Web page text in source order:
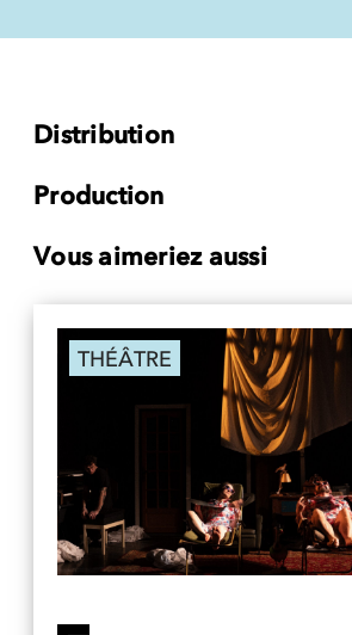
Distribution
Production
Vous aimeriez aussi
THÉÂTRE